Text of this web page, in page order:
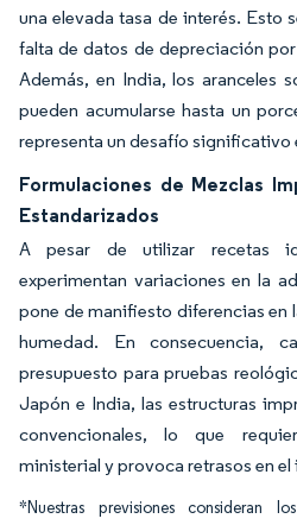
una elevada tasa de interés. Esto
falta de datos de depreciación
Además, en India, los aranceles
pueden acumularse hasta un
representa un desafío significativo
Formulaciones de Mezclas
Estandarizados
A pesar de utilizar recetas
experimentan variaciones en la
pone de manifiesto diferencias en
humedad. En consecuencia,
presupuesto para pruebas
Japón e India, las estructuras
convencionales, lo que
ministerial y provoca retrasos en
*Nuestras previsiones consideran